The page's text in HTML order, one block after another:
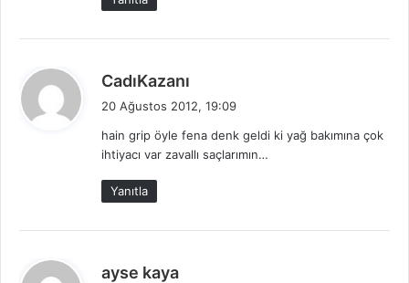
CadıKazanı
i
k
20 Ağustos 2012, 19:09
hain grip öyle fena denk geldi ki yağ bakımına çok
ihtiyacı var zavallı saçlarımın…
Yanıtla
ayse kaya